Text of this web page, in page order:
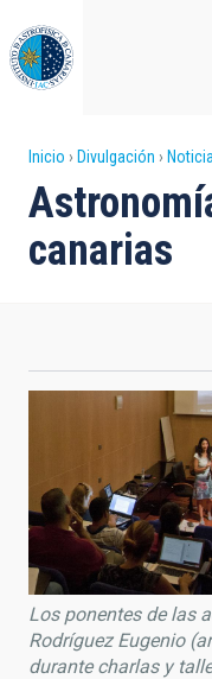
al
contenido
principal
Sobrescribir
enlaces
de
la
navegación
Inicio Divulgación
canarias
Los ponentes de las
Rodríguez Eugenio
durante charlas y